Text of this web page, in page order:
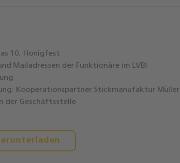
10. Honigfest
Mailadressen der Funktionäre im LVBI
Kooperationspartner Stickmanufaktur Müller
der Geschäftsstelle